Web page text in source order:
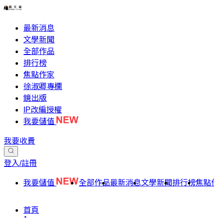
最新消息
文學新聞
全部作品
排行榜
焦點作家
徐淑卿專欄
鏡出版
IP改編授權
我要儲值
我要收費
登入/註冊
我要儲值 全部作品最新消息文學新聞排行榜焦點
首頁